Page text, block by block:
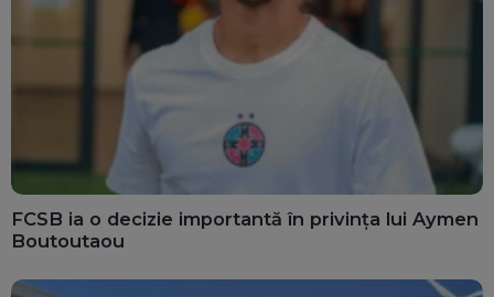
FCSB ia o decizie importantă în privința lui Aymen
Boutoutaou